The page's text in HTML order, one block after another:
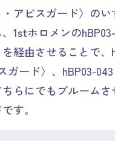
アビスガード〉の
1stホロメンのhBP03-
を経由させることで、
ガード〉、hBP03-
らにでもブルーム
す。